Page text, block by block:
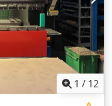
1 / 12